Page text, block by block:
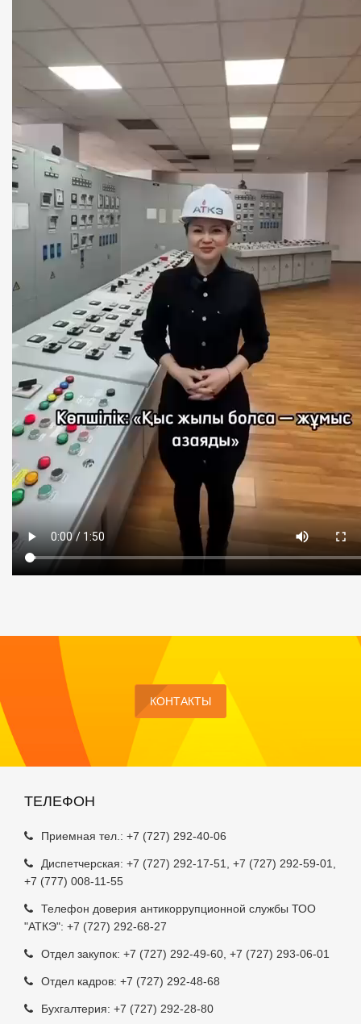
КОНТАКТЫ
ТЕЛЕФОН
Приемная тел.: +7 (727) 292-40-06
Диспетчерская: +7 (727) 292-17-51 +7 (727) 292-59-01
+7 (777) 008-11-55
Телефон доверия антикоррупционной службы ТОО
"АТКЭ": +7 (727) 292-68-27
Отдел закупок: +7 (727) 292-49-60 +7 (727) 293-06-01
Отдел кадров: +7 (727) 292-48-68
Бухгалтерия: +7 (727) 292-28-80